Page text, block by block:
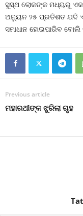
ସୁସ୍ଥ ଲୋକଙ୍କ ମଧ୍ୟରୁ ଏକ
ଅନ୍ୟୁନ ୨୫ ପ୍ରତିଶତ ଯଦି
ସମାଧାନ ହୋଇପାରିବ ବୋଲି
Previous article
ମହାରଥୀଙ୍କ ଝୁରିଲା ଗୃହ